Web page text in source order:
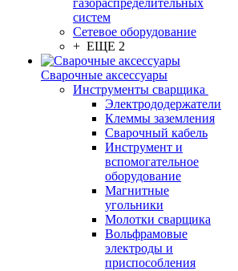
газораспределительных
систем
Сетевое оборудование
+ ЕЩЕ 2
Сварочные аксессуары
Инструменты сварщика
Электрододержатели
Клеммы заземления
Сварочный кабель
Инструмент и
вспомогательное
оборудование
Магнитные
угольники
Молотки сварщика
Вольфрамовые
электроды и
приспособления